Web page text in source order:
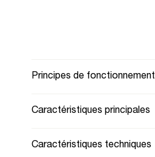
Principes de fonctionnement
Caractéristiques principales
Caractéristiques techniques